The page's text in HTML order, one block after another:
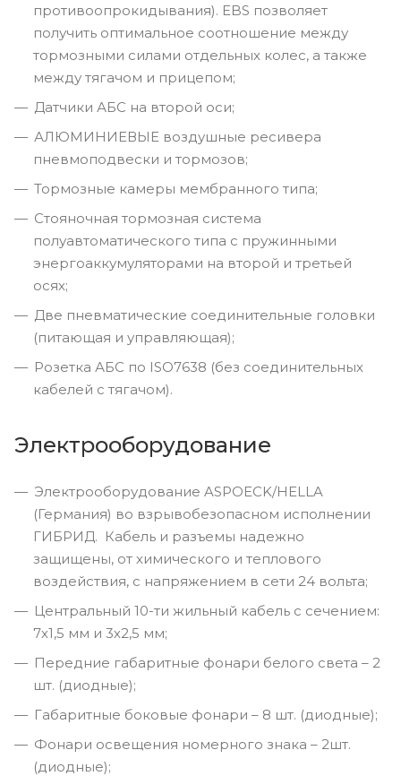
противоопрокидывания). EBS позволяет
получить оптимальное соотношение между
тормозными силами отдельных колес, а также
между тягачом и прицепом;
Датчики АБС на второй оси;
АЛЮМИНИЕВЫЕ воздушные ресивера
пневмоподвески и тормозов;
Тормозные камеры мембранного типа;
Стояночная тормозная система
полуавтоматического типа с пружинными
энергоаккумуляторами на второй и третьей
осях;
Две пневматические соединительные головки
(питающая и управляющая);
Розетка АБС по ISO7638 (без соединительных
кабелей с тягачом).
Электрооборудование
Электрооборудование ASPOECK/HELLA
(Германия) во взрывобезопасном исполнении
ГИБРИД. Кабель и разъемы надежно
защищены, от химического и теплового
воздействия, с напряжением в сети 24 вольта;
Центральный 10-ти жильный кабель с сечением:
7х1,5 мм и 3х2,5 мм;
Передние габаритные фонари белого света – 2
шт. (диодные);
Габаритные боковые фонари – 8 шт. (диодные);
Фонари освещения номерного знака – 2шт.
(диодные);